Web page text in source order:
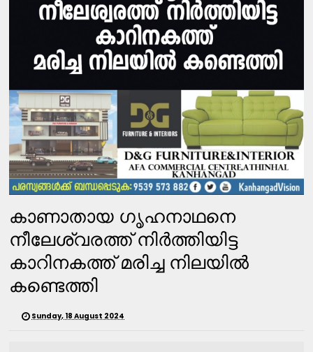
കാണാതായ ഗൃഹനാഥനെ
നീലേശ്വരത്ത് നിർത്തിയിട്ട
കാറിനകത്ത് മരിച്ച നിലയിൽ
കണ്ടെത്തി
Sunday, 18 August 2024